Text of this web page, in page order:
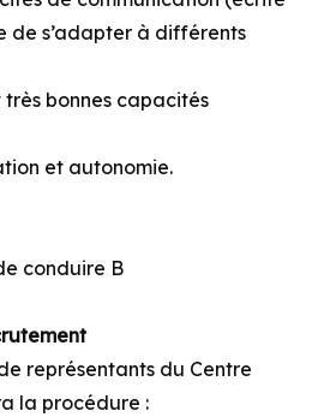
de s’adapter à différents
très bonnes capacités
et autonomie.
conduire B
représentants du Centre
la procédure :